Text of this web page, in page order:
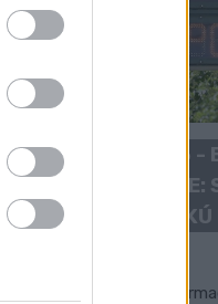
KÁNIKULA 2026 -
DE MÉG NINCS
“CSAK”
A július vége óta tartó